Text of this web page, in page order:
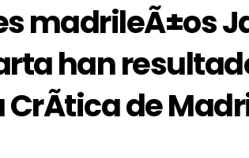
madrileÃ±os
han
CrÃ­tica de